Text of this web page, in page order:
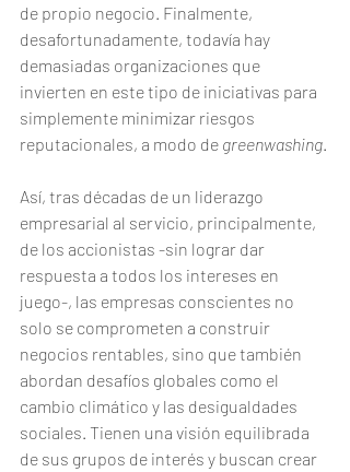
de propio negocio. Finalmente,
desafortunadamente, todavía hay
demasiadas organizaciones que
invierten en este tipo de iniciativas para
simplemente minimizar riesgos
reputacionales, a modo de greenwashing
Así, tras décadas de un liderazgo
empresarial al servicio, principalmente,
de los accionistas -sin lograr dar
respuesta a todos los intereses en
juego-, las empresas conscientes no
solo se comprometen a construir
negocios rentables, sino que también
abordan desafíos globales como el
cambio climático y las desigualdades
sociales. Tienen una visión equilibrada
de sus grupos de interés y buscan crear